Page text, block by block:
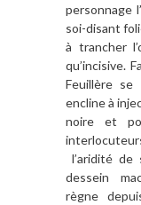
personnage
soi-disant
à trancher
qu’incisive.
Feuillère se
encline à
noire et
l’aridité de
dessein
règne